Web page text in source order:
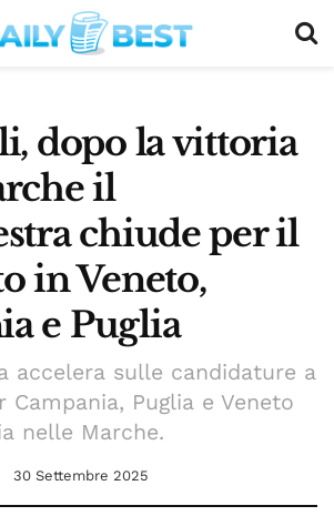
dopo la vittoria
il
chiude per il
in Veneto,
e Puglia
accelera sulle candidature a
Campania, Puglia e Veneto
nelle Marche.
30 Settembre 2025